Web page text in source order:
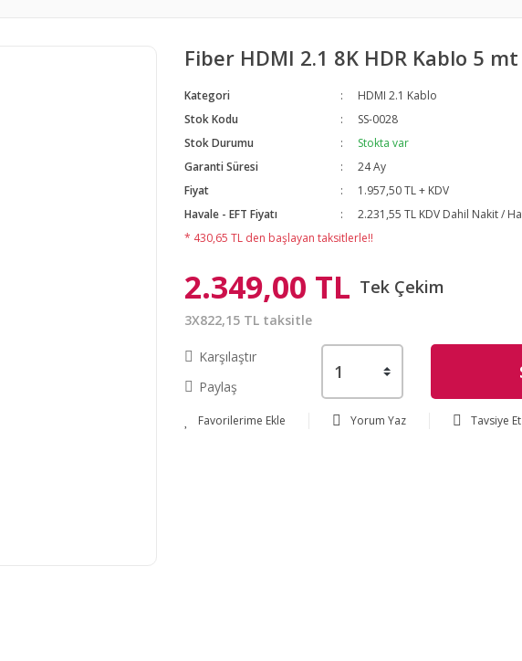
Fiber HDMI 2.1 8K HDR Kablo 5 mt
Kategori
HDMI 2.1 Kablo
Stok Kodu
SS-0028
Stok Durumu
Stokta var
Garanti Süresi
24 Ay
Fiyat
1.957,50 TL + KDV
Havale - EFT Fiyatı
2.231,55 TL KDV Dahil Nakit /
* 430,65 TL den başlayan taksitlerle!!
2.349,00 TL Tek Çekim
3X822,15 TL taksitle
Karşılaştır
Paylaş
Yorum Yaz Tavsiye Et